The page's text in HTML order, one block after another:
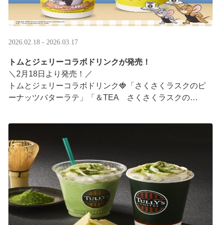
2026.02.18 - 2026.03.17
トムとジェリーコラボドリンクが発売！
＼2月18日より発売！／
トムとジェリーコラボドリンク🍓「さくさくラスクのピ
ーナッツバターラテ」「＆TEA さくさくラスクの